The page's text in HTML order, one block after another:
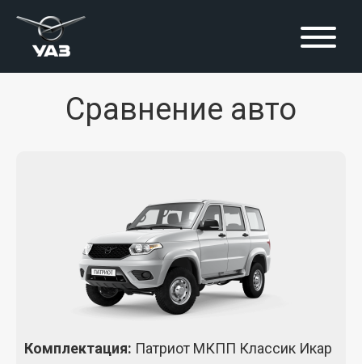
Cравнение авто
Комплектация: Патриот МКПП Классик Икар